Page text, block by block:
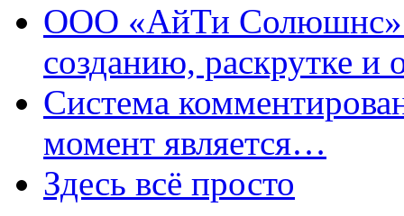
ООО «АйТи Солюшнс»
созданию, раскрутке
Система
момент является…
Здесь всё просто